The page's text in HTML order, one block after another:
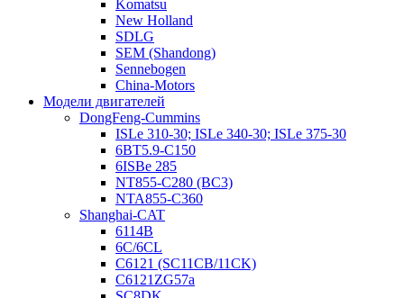
Komatsu
New Holland
SDLG
SEM (Shandong)
Sennebogen
China-Motors
Модели двигателей
DongFeng-Cummins
ISLe 310-30; ISLe 340-30; ISLe 375-30
6BT5.9-C150
6ISBe 285
NT855-C280 (BC3)
NTA855-C360
Shanghai-CAT
6114B
6C/6CL
C6121 (SC11CB/11CK)
C6121ZG57a